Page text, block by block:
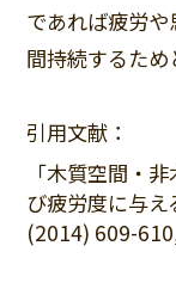
であれば疲労
間持続するため
引用文献：
「木質空間・
び疲労度に与
(2014) 609-